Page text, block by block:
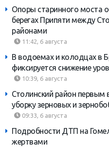
Опоры старинного моста
берегах Припяти между
районами
11:42, 6 августа
В водоемах и колодцах в
фиксируется снижение
10:39, 6 августа
Столинский район первым
уборку зерновых и
09:33, 6 августа
Подробности ДТП на
жертвами